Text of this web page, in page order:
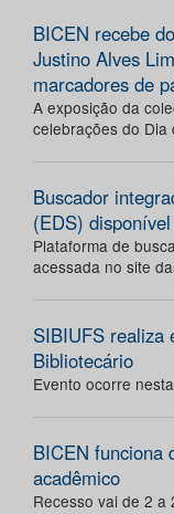
BICEN recebe
Justino Alves
marcadores de
A exposição da
celebrações do Dia
Buscador
(EDS)
Plataforma de
acessada no site
SIBIUFS realiza
Bibliotecário
Evento ocorre
BICEN funciona
acadêmico
Recesso vai de 2 a